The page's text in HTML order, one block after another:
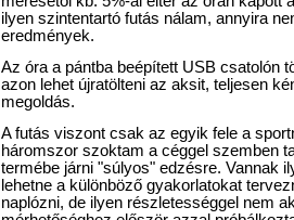
ilyen szintentartó futás nálam, annyira
eredmények.
Az óra a pántba beépített USB csatolón
azon lehet újratölteni az aksit, teljesen
megoldás.
A futás viszont csak az egyik fele a
háromszor szoktam a céggel szemben
termébe járni "súlyos" edzésre. Vannak
lehetne a különböző gyakorlatokat
naplózni, de ilyen részletességgel nem